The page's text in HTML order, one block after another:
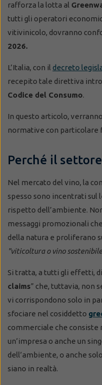
rafforza la lotta al
tutti gli operatori
vitivinicolo, dovranno
2026.
L’Italia, con il decreto
recepito tale direttiva
Codice del Consumo.
In questo articolo,
normative con particolare
Perché il
Nel mercato del vino, la
spesso sono incentrati
rispetto dell’ambiente.
messaggi promozionali
della natura e proliferano
"viticoltura o vino
Si tratta, a tutti gli effetti, di
claims” che, tuttavia, non
vi corrispondono solo in
sfociare nel cosiddetto
commerciale che consiste
un’impresa o anche un
dell’ambiente, o anche solo
siano in realtà.